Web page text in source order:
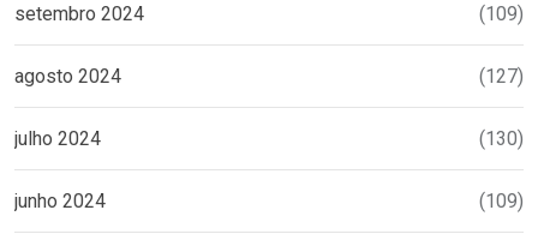
setembro 2024 (109)
agosto 2024 (127)
julho 2024 (130)
junho 2024 (109)